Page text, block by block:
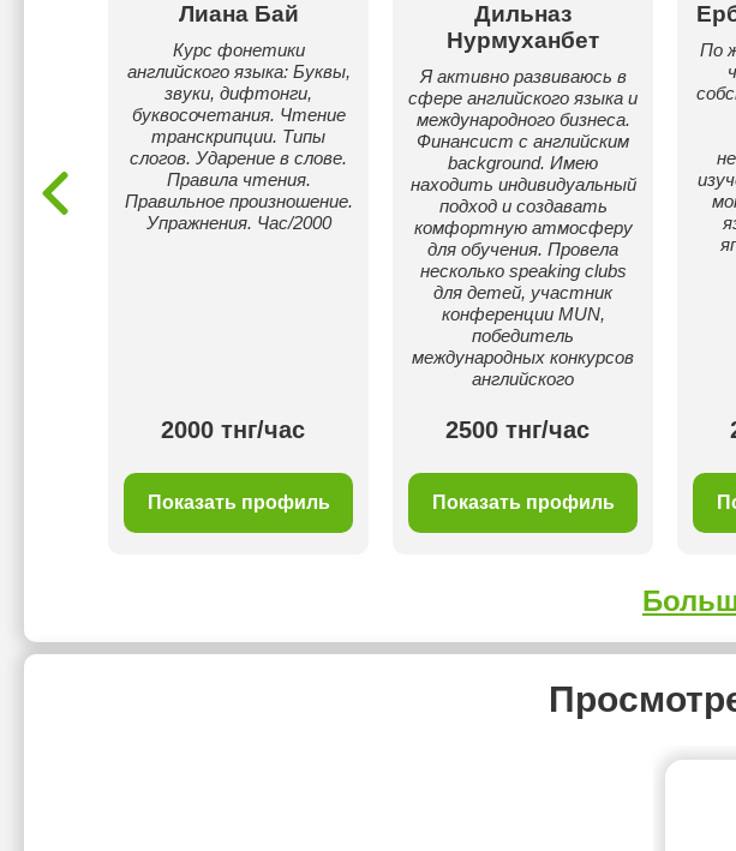
Лиана Бай
Курс фонетики
английского языка: Буквы,
звуки, дифтонги,
буквосочетания. Чтение
транскрипции. Типы
слогов. Ударение в слове.
Правила чтения.
Правильное произношение.
Упражнения. Час/2000
2000 тнг/час
Показать профиль
Дильназ
Нурмуханбет
Я активно развиваюсь в
сфере английского языка и
международного бизнеса.
Финансист с английским
background. Имею
находить индивидуальный
подход и создавать
комфортную атмосферу
для обучения. Провела
несколько speaking clubs
для детей, участник
конференции MUN,
победитель
международных конкурсов
английского
2500 тнг/час
Показать профиль
По